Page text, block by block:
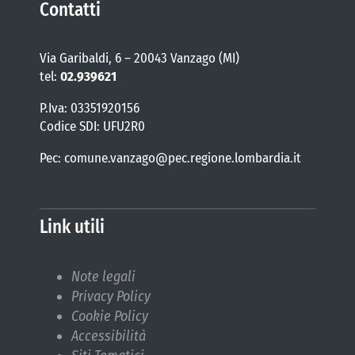
Contatti
Via Garibaldi, 6 – 20043 Vanzago (MI)
tel: 02.939621
P.Iva: 03351920156
Codice SDI: UFU2R0
Pec: comune.vanzago@pec.regione.lombardia.it
Link utili
Note legali
Privacy Policy
Cookie Policy
Accessibilità